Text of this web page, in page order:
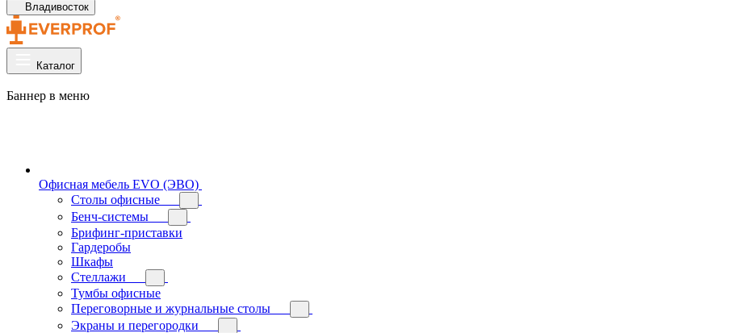
Владивосток
Каталог
Баннер в меню
Офисная мебель EVO (ЭВО)
Cтолы офисные
Бенч-системы
Брифинг-приставки
Гардеробы
Шкафы
Стеллажи
Тумбы офисные
Переговорные и журнальные столы
Экраны и перегородки